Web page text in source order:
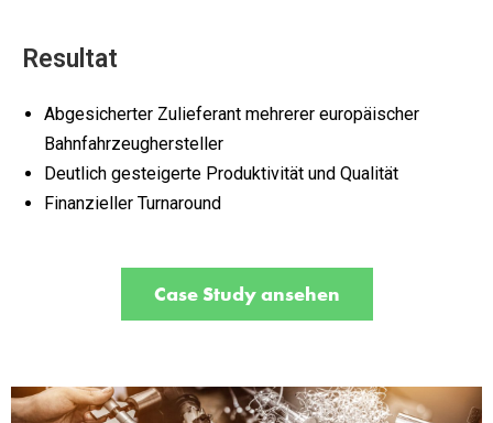
Resultat
Abgesicherter Zulieferant mehrerer europäischer
Bahnfahrzeughersteller
Deutlich gesteigerte Produktivität und Qualität
Finanzieller Turnaround
Case Study ansehen